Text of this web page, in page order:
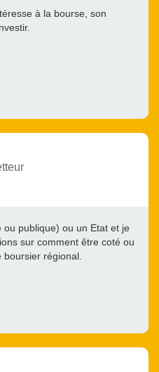
à la bourse, son
publique) ou un Etat et je
sur comment être coté ou
boursier régional.